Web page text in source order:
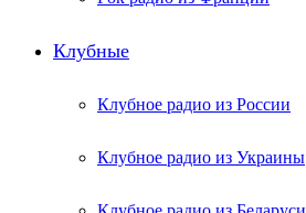
Клубные
Клубное радио из России
Клубное радио из Украины